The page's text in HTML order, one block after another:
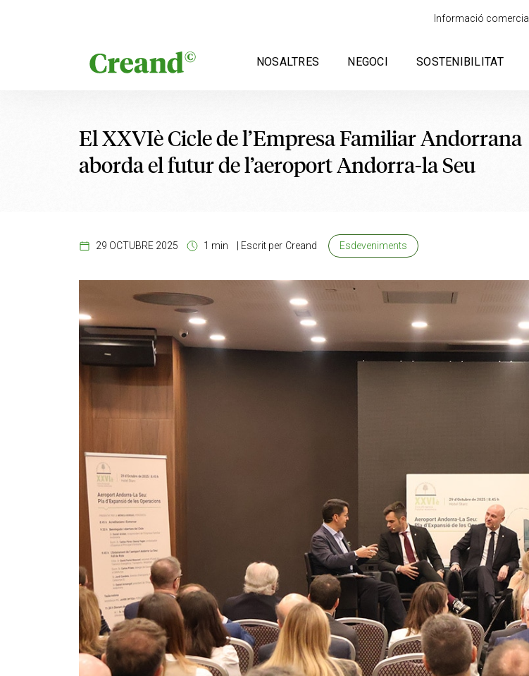
Informació comercial
NOSALTRES NEGOCI SOSTENIBILITAT
El XXVIè Cicle de l’Empresa Familiar Andorrana
aborda el futur de l’aeroport Andorra-la Seu
29 OCTUBRE 2025 1 min Escrit per Creand Esdeveniments